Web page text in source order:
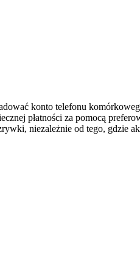
konto telefonu
płatności za pomocą
niezależnie od tego, gdzie